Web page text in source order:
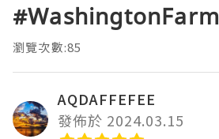
#WashingtonFarm
瀏覽次數:85
AQDAFFEFEE
發佈於 2024.03.15